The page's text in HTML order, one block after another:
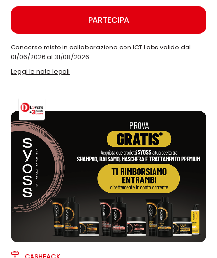
PARTECIPA
Concorso misto in collaborazione con ICT Labs valido dal
01/06/2026 al 31/08/2026.
Leggi le note legali
CASHBACK